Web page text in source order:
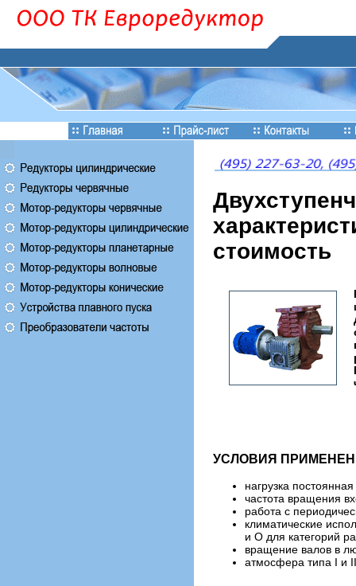
стоимость
УСЛОВИЯ
нагрузка
частота вращения
работа с
климатические
и О для категорий
вращение валов в
атмосфера типа I и